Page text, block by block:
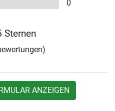
0
Sternen
ANZEIGEN